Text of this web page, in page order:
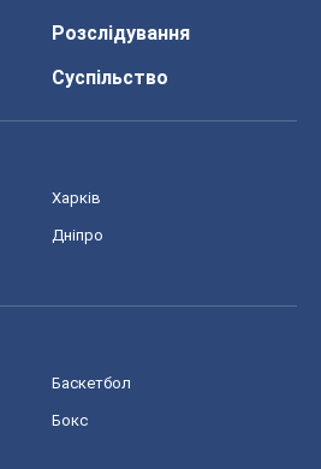
Розслідування
Суспільство
Харків
Дніпро
Баскетбол
Бокс